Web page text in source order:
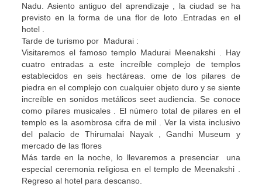
Nadu. Asiento antiguo del aprendizaje , la ciudad se ha
previsto en la forma de una flor de loto .Entradas en el
hotel .
Tarde de turismo por Madurai :
Visitaremos el famoso templo Madurai Meenakshi . Hay
cuatro entradas a este increíble complejo de templos
establecidos en seis hectáreas. ome de los pilares de
piedra en el complejo con cualquier objeto duro y se siente
increíble en sonidos metálicos seet audiencia. Se conoce
como pilares musicales . El número total de pilares en el
templo es la asombrosa cifra de mil . Ver la vista inclusivo
del palacio de Thirumalai Nayak , Gandhi Museum y
mercado de las flores
Más tarde en la noche, lo llevaremos a presenciar una
especial ceremonia religiosa en el templo de Meenakshi .
Regreso al hotel para descanso.